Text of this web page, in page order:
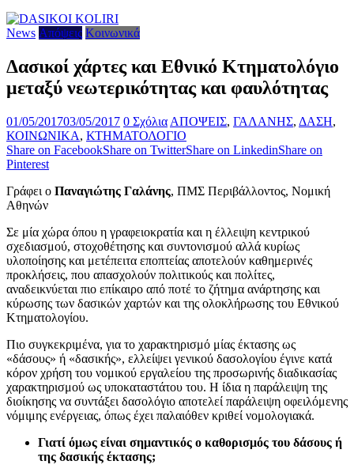
News Απόψεις Κοινωνικά
Δασικοί χάρτες και Εθνικό Κτηματολόγιο
μεταξύ νεωτερικότητας και φαυλότητας
01/05/201703/05/2017 0 Σχόλια ΑΠΟΨΕΙΣ, ΓΑΛΑΝΗΣ, ΔΑΣΗ,
ΚΟΙΝΩΝΙΚΑ, ΚΤΗΜΑΤΟΛΟΓΙΟ
Share on FacebookShare on TwitterShare on LinkedinShare on
Pinterest
Γράφει ο Παναγιώτης Γαλάνης, ΠΜΣ Περιβάλλοντος, Νομική
Αθηνών
Σε μία χώρα όπου η γραφειοκρατία και η έλλειψη κεντρικού
σχεδιασμού, στοχοθέτησης και συντονισμού αλλά κυρίως
υλοποίησης και μετέπειτα εποπτείας αποτελούν καθημερινές
προκλήσεις, που απασχολούν πολιτικούς και πολίτες,
αναδεικνύεται πιο επίκαιρο από ποτέ το ζήτημα ανάρτησης και
κύρωσης των δασικών χαρτών και της ολοκλήρωσης του Εθνικού
Κτηματολογίου.
Πιο συγκεκριμένα, για το χαρακτηρισμό μίας έκτασης ως
«δάσους» ή «δασικής», ελλείψει γενικού δασολογίου έγινε κατά
κόρον χρήση του νομικού εργαλείου της προσωρινής διαδικασίας
χαρακτηρισμού ως υποκαταστάτου του. Η ίδια η παράλειψη της
διοίκησης να συντάξει δασολόγιο αποτελεί παράλειψη οφειλόμενης
νόμιμης ενέργειας, όπως έχει παλαιόθεν κριθεί νομολογιακά.
Γιατί όμως είναι σημαντικός ο καθορισμός του δάσους ή
της δασικής έκτασης;